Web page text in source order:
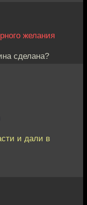
желания
сделана?
и дали в